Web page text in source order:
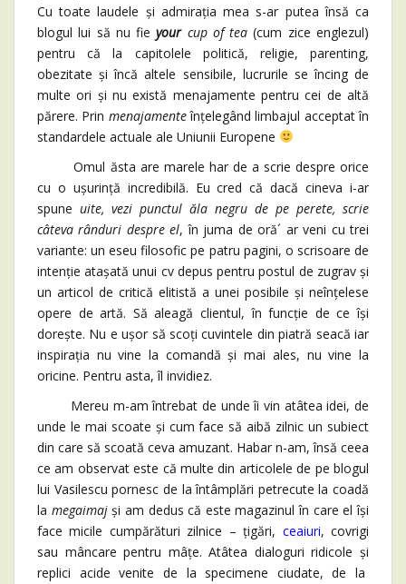
Cu toate laudele și admirația mea s-ar putea însă ca
blogul lui să nu fie yourcup of tea (cum zice englezul)
pentru că la capitolele politică, religie, parenting,
obezitate și încă altele sensibile, lucrurile se încing de
multe ori și nu există menajamente pentru cei de altă
părere. Prin menajamenteînțelegând limbajul acceptat în
standardele actuale ale Uniunii Europene
Omul ăsta are marele har de a scrie despre orice
cu o ușurință incredibilă. Eu cred că dacă cineva i-ar
spune uite, vezi punctul ăla negru de pe perete, scrie
câteva rânduri despre el, în juma de oră´ ar veni cu trei
variante: un eseu filosofic pe patru pagini, o scrisoare de
intenție atașată unui cv depus pentru postul de zugrav și
un articol de critică elitistă a unei posibile și neînțelese
opere de artă. Să aleagă clientul, în funcție de ce își
dorește. Nu e ușor să scoți cuvintele din piatră seacă iar
inspirația nu vine la comandă și mai ales, nu vine la
oricine. Pentru asta, îl invidiez.
Mereu m-am întrebat de unde îi vin atâtea idei, de
unde le mai scoate și cum face să aibă zilnic un subiect
din care să scoată ceva amuzant. Habar n-am, însă ceea
ce am observat este că multe din articolele de pe blogul
lui Vasilescu pornesc de la întâmplări petrecute la coadă
la megaimajși am dedus că este magazinul în care el își
face micile cumpărături zilnice – țigări, ceaiuri, covrigi
sau mâncare pentru mâțe. Atâtea dialoguri ridicole și
replici acide venite de la specimene ciudate, de la